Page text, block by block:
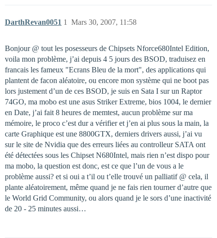
DarthRevan0051 Mars 30, 2007, 11:58
1
Bonjour @ tout les posesseurs de Chipsets Nforce680Intel Edition,
voila mon problème, j’ai depuis 4 5 jours des BSOD, traduisez en
francais les fameux "Ecrans Bleu de la mort", des applications qui
plantent de facon aléatoire, ou encore mon système qui ne boot pas
lors justement d’un de ces BSOD, je suis en Sata I sur un Raptor
74GO, ma mobo est une asus Striker Extreme, bios 1004, le dernier
en Date, j’ai fait 8 heures de memtest, aucun problème sur ma
mémoire, le proco c’est dur a vérifier et j’en ai plus sous la main, la
carte Graphique est une 8800GTX, derniers drivers aussi, j’ai vu
sur le site de Nvidia que des erreurs liées au controlleur SATA ont
été détectées sous les Chipset N680Intel, mais rien n’est dispo pour
ma mobo, la question est donc, est ce que l’un de vous a le
problème aussi? et si oui a t’il ou t’elle trouvé un palliatif @ cela, il
plante aléatoirement, même quand je ne fais rien tourner d’autre que
le World Grid Community, ou alors quand je le sors d’une inactivité
de 20 - 25 minutes aussi…